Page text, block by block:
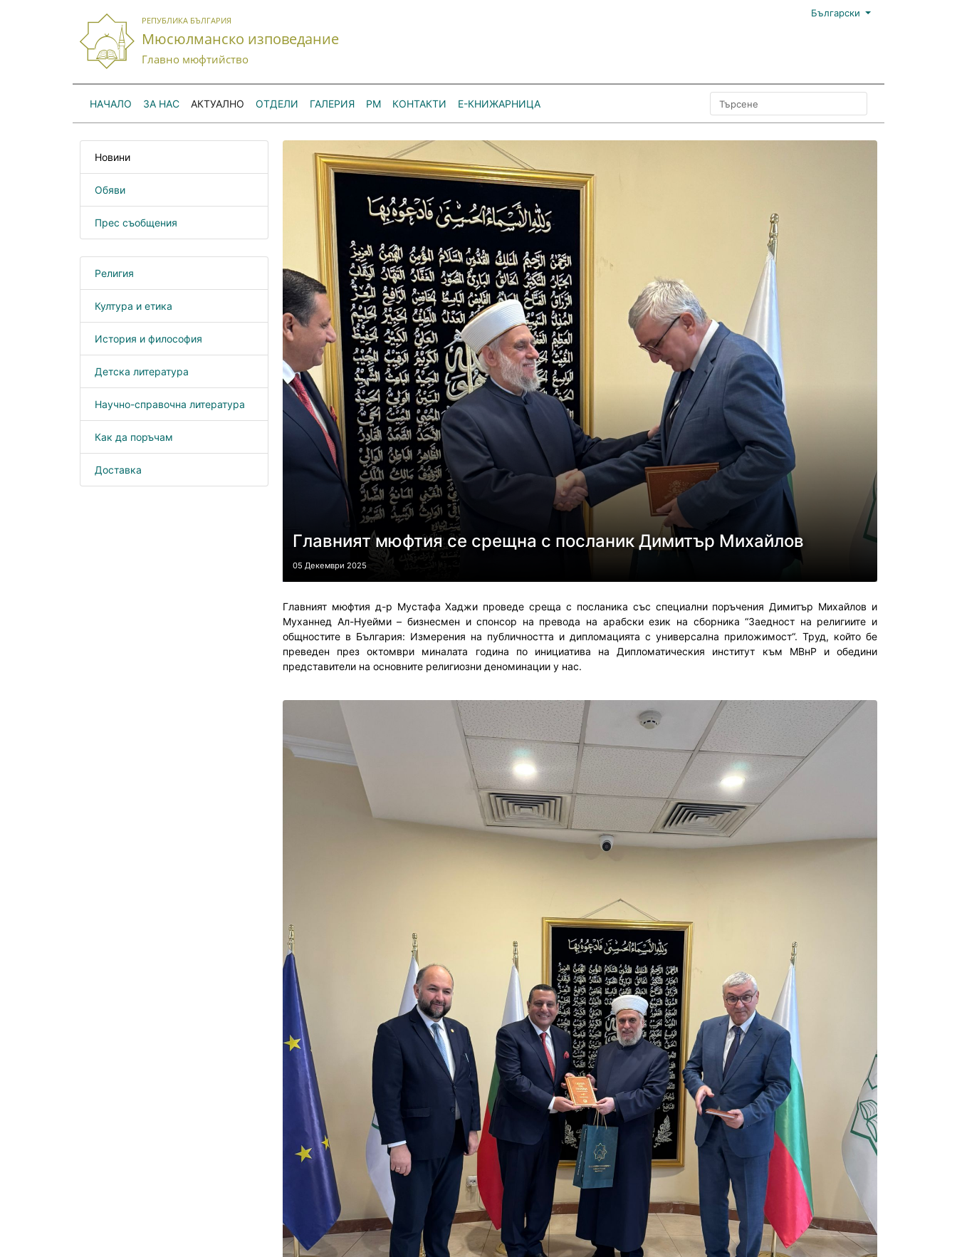
РЕПУБЛИКА БЪЛГАРИЯ
Мюсюлманско изповедание
Главно мюфтийство
Български
НАЧАЛО ЗА НАС АКТУАЛНО ОТДЕЛИ ГАЛЕРИЯ РМ КОНТАКТИ Е-КНИЖАРНИЦА
Новини
Обяви
Прес съобщения
Религия
Култура и етика
История и философия
Детска литература
Научно-справочна литература
Как да поръчам
Доставка
Главният мюфтия се срещна с посланик Димитър Михайлов
05 Декември 2025
Главният мюфтия д-р Мустафа Хаджи проведе среща с посланика със специални поръчения Димитър Михайлов и
Муханнед Ал-Нуейми – бизнесмен и спонсор на превода на арабски език на сборника “Заедност на религиите и
общностите в България: Измерения на публичността и дипломацията с универсална приложимост“. Труд, който бе
преведен през октомври миналата година по инициатива на Дипломатическия институт към МВнР и обедини
представители на основните религиозни деноминации у нас.